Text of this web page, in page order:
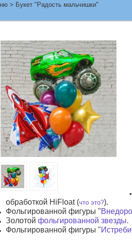
> Букет "Радость мальчишки"
обработкой HiFloat (что это?).
Фольгированной фигуры "
Золотой фольгированной звезды.
Фольгированной фигуры "